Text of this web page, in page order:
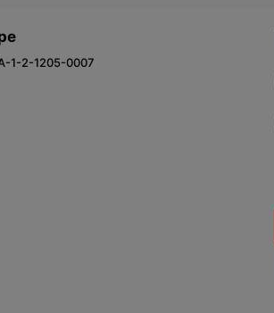
1-2-1205-0007